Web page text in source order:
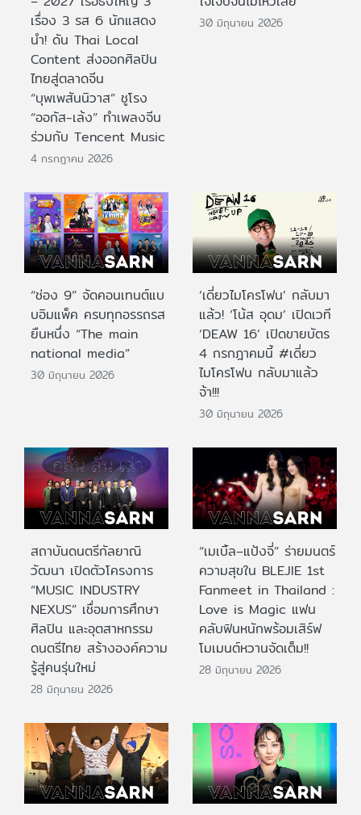
เรื่อง 3 รส 6 นักแสดง
นำ! ดัน Thai Local
Content ส่งออกศิลปิน
ไทยสู่ตลาดจีน
“บุพเพสันนิวาส” ชูโรง
“ออกัส-เล้ง” ทำเพลงจีน
ร่วมกับ Tencent Music
4 กรกฎาคม 2026
30 มิถุนายน 2026
“ช่อง 9” จัดคอนเทนต์แบ
บอิมแพ็ค ครบทุกอรรถรส
ยืนหนึ่ง “The main
national media”
30 มิถุนายน 2026
‘เดี่ยวไมโครโฟน’ กลับมา
แล้ว! ‘โน้ส อุดม’ เปิดเวที
‘DEAW 16’ เปิดขายบัตร
4 กรกฎาคมนี้ #เดี่ยว
ไมโครโฟน กลับมาแล้ว
จ้า!!!
30 มิถุนายน 2026
สถาบันดนตรีกัลยาณิ
วัฒนา เปิดตัวโครงการ
“MUSIC INDUSTRY
NEXUS” เชื่อมการศึกษา
ศิลปิน และอุตสาหกรรม
ดนตรีไทย สร้างองค์ความ
รู้สู่คนรุ่นใหม่
28 มิถุนายน 2026
“เมเบิ้ล–แป้งจี่” ร่ายมนตร์
ความสุขใน BLEJIE 1st
Fanmeet in Thailand :
Love is Magic แฟน
คลับฟินหนักพร้อมเสิร์ฟ
โมเมนต์หวานจัดเต็ม!!
28 มิถุนายน 2026